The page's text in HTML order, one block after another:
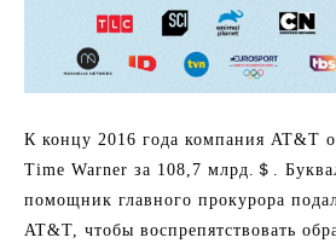
К концу 2016 года компания AT&T
Time Warner за 108,7 млрд.＄.
помощник главного прокурора
AT&T, чтобы воспрепятствовать